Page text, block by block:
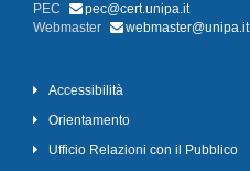
PEC
pec@cert.unipa.it
Webmaster
webmaster@unipa.it
Accessibilità
Orientamento
Ufficio Relazioni con il Pubblico